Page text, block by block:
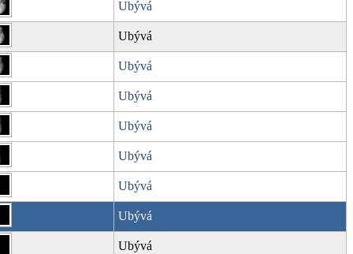
Ubývá
Ubývá
Ubývá
Ubývá
Ubývá
Ubývá
Ubývá
Ubývá
Ubývá